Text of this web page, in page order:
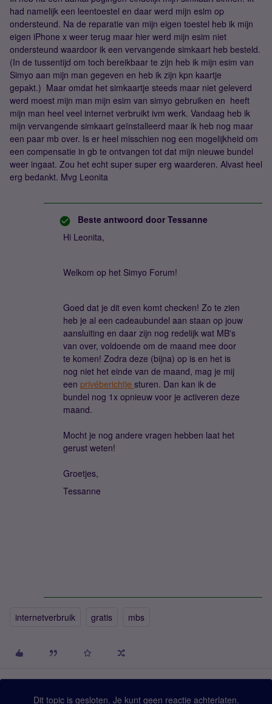
had namelijk een leentoestel en daar werd mijn esim op
ondersteund. Na de reparatie van mijn eigen toestel heb ik mijn
eigen iPhone x weer terug maar hier werd mijn esim niet
ondersteund waardoor ik een vervangende simkaart heb besteld.
(In de tussentijd om toch bereikbaar te zijn heb ik mijn esim van
Simyo aan mijn man gegeven en heb ik zijn kpn kaartje
gepakt.) Maar omdat het simkaartje steeds maar niet geleverd
werd moest mijn man mijn esim van simyo gebruiken en heeft
mijn man heel veel internet verbruikt ivm werk. Vandaag heb ik
mijn vervangende simkaart geïnstalleerd maar ik heb nog maar
een paar mb over. Is er heel misschien nog een mogelijkheid om
een compensatie in gb te ontvangen tot dat mijn nieuwe bundel
weer ingaat. Zou het echt super super erg waarderen. Alvast heel
erg bedankt. Mvg Leonita
Beste antwoord door Tessanne
Hi Leonita,
Welkom op het Simyo Forum!
Goed dat je dit even komt checken! Zo te zien
heb je al een cadeaubundel aan staan op jouw
aansluiting en daar zijn nog redelijk wat MB's
van over, voldoende om de maand mee door
te komen! Zodra deze (bijna) op is en het is
nog niet het einde van de maand, mag je mij
een privéberichtje sturen. Dan kan ik de
bundel nog 1x opnieuw voor je activeren deze
maand.
Mocht je nog andere vragen hebben laat het
gerust weten!
Groetjes,
Tessanne
internetverbruik gratis mbs
Dit topic is gesloten. Je kunt geen reactie achterlaten.